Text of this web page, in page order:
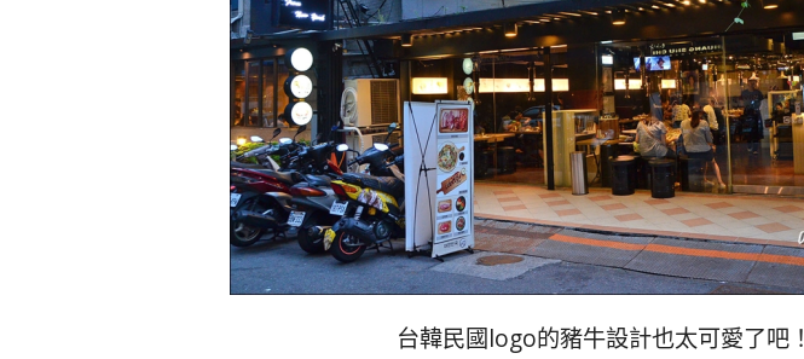
台韓民國logo的豬牛設計也太可愛了吧！